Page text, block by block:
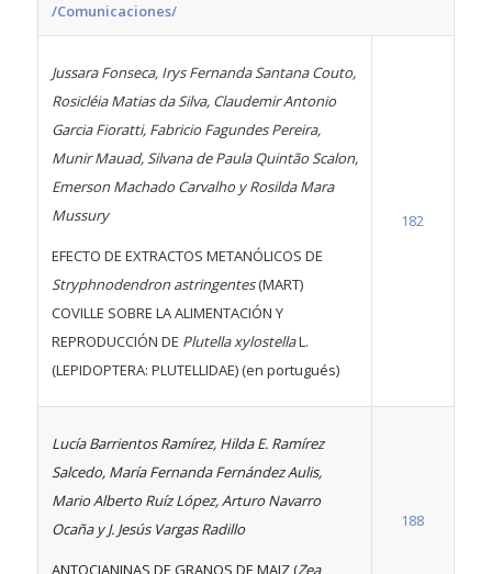
/Comunicaciones/
Jussara Fonseca, Irys Fernanda Santana Couto,
Rosicléia Matias da Silva, Claudemir Antonio
Garcia Fioratti, Fabricio Fagundes Pereira,
Munir Mauad, Silvana de Paula Quintão Scalon,
Emerson Machado Carvalho y Rosilda Mara
Mussury
EFECTO DE EXTRACTOS METANÓLICOS DE
Stryphnodendron astringentes(MART)
COVILLE SOBRE LA ALIMENTACIÓN Y
REPRODUCCIÓN DE Plutella xylostellaL.
(LEPIDOPTERA: PLUTELLIDAE) (en portugués)
182
Lucía Barrientos Ramírez, Hilda E. Ramírez
Salcedo, María Fernanda Fernández Aulis,
Mario Alberto Ruíz López, Arturo Navarro
Ocaña y J. Jesús Vargas Radillo
ANTOCIANINAS DE GRANOS DE MAIZ (Zea
188